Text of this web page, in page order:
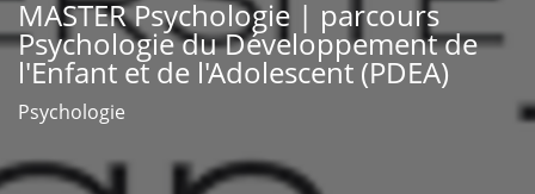
MASTER Psychologie | parcours
Psychologie du Développement de
l'Enfant et de l'Adolescent (PDEA)
Psychologie